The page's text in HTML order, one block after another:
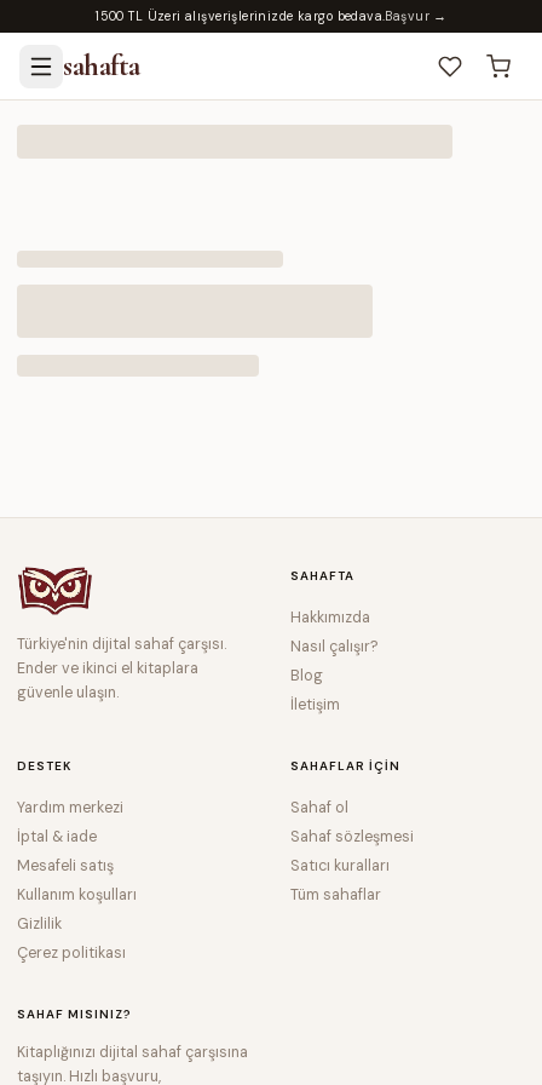
1500 TL Üzeri alışverişlerinizde kargo bedava.Başvur →
sahafta
Türkiye'nin dijital sahaf çarşısı.
Ender ve ikinci el kitaplara
güvenle ulaşın.
SAHAFTA
Hakkımızda
Nasıl çalışır?
Blog
İletişim
DESTEK
Yardım merkezi
İptal & iade
Mesafeli satış
Kullanım koşulları
Gizlilik
Çerez politikası
SAHAFLAR IÇIN
Sahaf ol
Sahaf sözleşmesi
Satıcı kuralları
Tüm sahaflar
SAHAF MISINIZ?
Kitaplığınızı dijital sahaf çarşısına
taşıyın. Hızlı başvuru,